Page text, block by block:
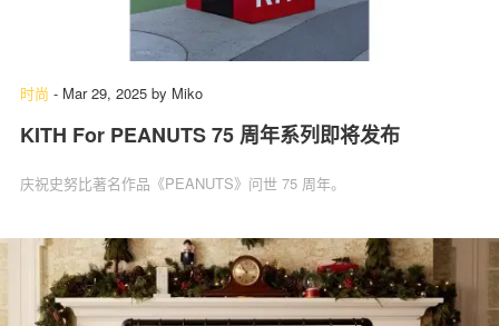
时尚 - Mar 29, 2025 by Miko
KITH For PEANUTS 75 周年系列即将发布
庆祝史努比著名作品《PEANUTS》问世 75 周年。